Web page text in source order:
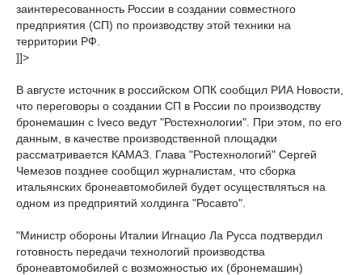
заинтересованность России в создании совместного
предприятия (СП) по производству этой техники на
территории РФ.
]]>
В августе источник в российском ОПК сообщил РИА Новости,
что переговоры о создании СП в России по производству
бронемашин с Iveco ведут "Ростехнологии". При этом, по его
данным, в качестве производственной площадки
рассматривается КАМАЗ. Глава "Ростехнологий" Сергей
Чемезов позднее сообщил журналистам, что сборка
итальянских бронеавтомобилей будет осуществляться на
одном из предприятий холдинга "Росавто".
"Министр обороны Италии Игнацио Ла Русса подтвердил
готовность передачи технологий производства
бронеавтомобилей с возможностью их (бронемашин)